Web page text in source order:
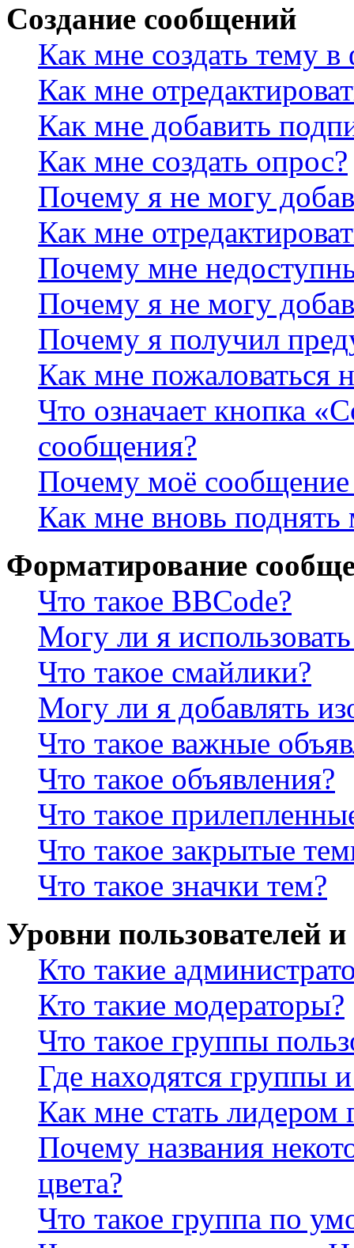
Создание сообщений
Как мне создать тему
Как мне
Как мне добавить
Как мне создать опрос?
Почему я не могу
Как мне
Почему мне
Почему я не могу
Почему я получил
Как мне пожаловаться
Что означает кнопка
сообщения?
Почему моё сообщение
Как мне вновь
Форматирование
Что такое BBCode?
Могу ли я
Что такое смайлики?
Могу ли я добавлять
Что такое важные
Что такое объявления?
Что такое
Что такое закрытые
Что такое значки тем?
Уровни пользователей
Кто такие
Кто такие модераторы?
Что такое группы
Где находятся группы
Как мне стать лидером
Почему названия
цвета?
Что такое группа по